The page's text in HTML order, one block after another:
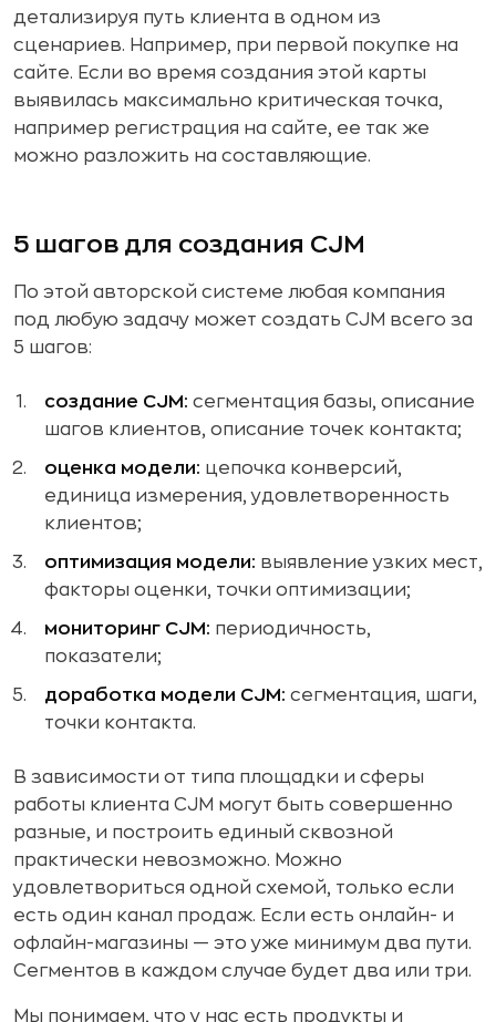
детализируя путь клиента в одном из
сценариев. Например, при первой покупке на
сайте. Если во время создания этой карты
выявилась максимально критическая точка,
например регистрация на сайте, ее так же
можно разложить на составляющие.
5 шагов для создания CJM
По этой авторской системе любая компания
под любую задачу может создать CJM всего за
5 шагов:
создание CJM: сегментация базы, описание
шагов клиентов, описание точек контакта;
оценка модели: цепочка конверсий,
единица измерения, удовлетворенность
клиентов;
оптимизация модели: выявление узких мест,
факторы оценки, точки оптимизации;
мониторинг CJM: периодичность,
показатели;
доработка модели CJM: сегментация, шаги,
точки контакта.
В зависимости от типа площадки и сферы
работы клиента CJM могут быть совершенно
разные, и построить единый сквозной
практически невозможно. Можно
удовлетвориться одной схемой, только если
есть один канал продаж. Если есть онлайн- и
офлайн-магазины — это уже минимум два пути.
Сегментов в каждом случае будет два или три.
Мы понимаем, что у нас есть продукты и